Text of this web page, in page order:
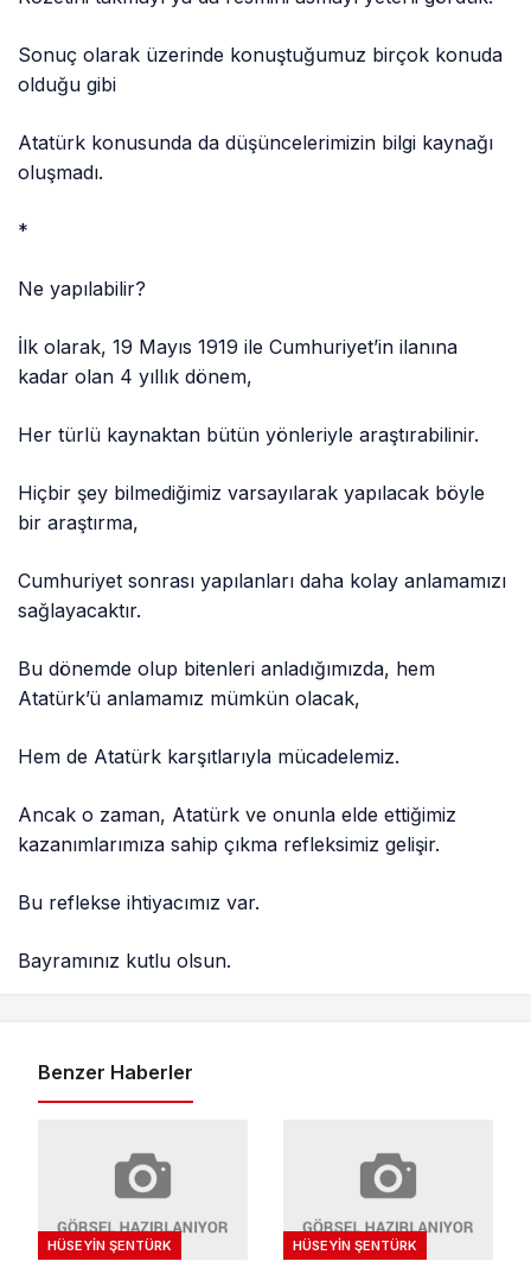
Sonuç olarak üzerinde konuştuğumuz birçok konuda
olduğu gibi
Atatürk konusunda da düşüncelerimizin bilgi kaynağı
oluşmadı.
*
Ne yapılabilir?
İlk olarak, 19 Mayıs 1919 ile Cumhuriyet’in ilanına
kadar olan 4 yıllık dönem,
Her türlü kaynaktan bütün yönleriyle araştırabilinir.
Hiçbir şey bilmediğimiz varsayılarak yapılacak böyle
bir araştırma,
Cumhuriyet sonrası yapılanları daha kolay anlamamızı
sağlayacaktır.
Bu dönemde olup bitenleri anladığımızda, hem
Atatürk’ü anlamamız mümkün olacak,
Hem de Atatürk karşıtlarıyla mücadelemiz.
Ancak o zaman, Atatürk ve onunla elde ettiğimiz
kazanımlarımıza sahip çıkma refleksimiz gelişir.
Bu reflekse ihtiyacımız var.
Bayramınız kutlu olsun.
Benzer Haberler
HÜSEYIN ŞENTÜRK HÜSEYIN ŞENTÜRK